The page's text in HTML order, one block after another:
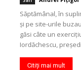
Săptămânal, în
şi pe site-urile
găsi câte un
Iordăchescu,
Citiți mai mult